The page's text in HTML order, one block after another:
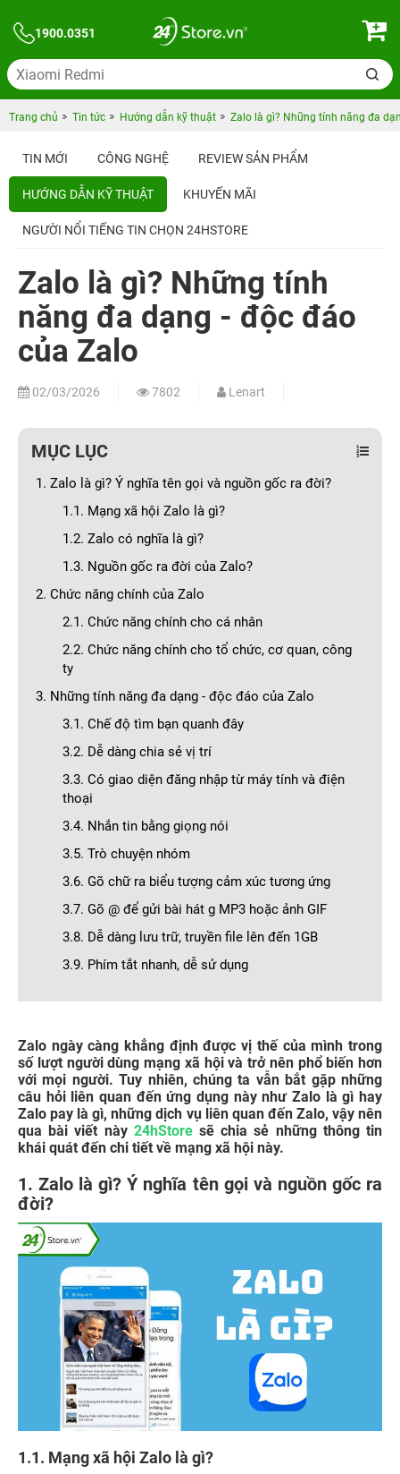
1900.0351
Trang chủ Tin tức Hướng dẫn kỹ thuật Zalo là gì? Những tính năng đa
TIN MỚI CÔNG NGHỆ REVIEW SẢN PHẨM
HƯỚNG DẪN KỸ THUẬT KHUYẾN MÃI
NGƯỜI NỔI TIẾNG TIN CHỌN 24HSTORE
Zalo là gì? Những tính
năng đa dạng - độc đáo
của Zalo
02/03/2026 7802 Lenart
MỤC LỤC
1. Zalo là gì? Ý nghĩa tên gọi và nguồn gốc ra đời?
1.1. Mạng xã hội Zalo là gì?
1.2. Zalo có nghĩa là gì?
1.3. Nguồn gốc ra đời của Zalo?
2. Chức năng chính của Zalo
2.1. Chức năng chính cho cá nhân
2.2. Chức năng chính cho tổ chức, cơ quan, công
ty
3. Những tính năng đa dạng - độc đáo của Zalo
3.1. Chế độ tìm bạn quanh đây
3.2. Dễ dàng chia sẻ vị trí
3.3. Có giao diện đăng nhập từ máy tính và điện
thoại
3.4. Nhắn tin bằng giọng nói
3.5. Trò chuyện nhóm
3.6. Gõ chữ ra biểu tượng cảm xúc tương ứng
3.7. Gõ @ để gửi bài hát g MP3 hoặc ảnh GIF
3.8. Dễ dàng lưu trữ, truyền file lên đến 1GB
3.9. Phím tắt nhanh, dễ sử dụng
Zalo ngày càng khẳng định được vị thế của mình trong
số lượt người dùng mạng xã hội và trở nên phổ biến hơn
với mọi người. Tuy nhiên, chúng ta vẫn bắt gặp những
câu hỏi liên quan đến ứng dụng này như Zalo là gì hay
Zalo pay là gì, những dịch vụ liên quan đến Zalo, vậy nên
qua bài viết này 24hStoresẽ chia sẻ những thông tin
khái quát đến chi tiết về mạng xã hội này.
1. Zalo là gì? Ý nghĩa tên gọi và nguồn gốc ra
đời?
1.1. Mạng xã hội Zalo là gì?